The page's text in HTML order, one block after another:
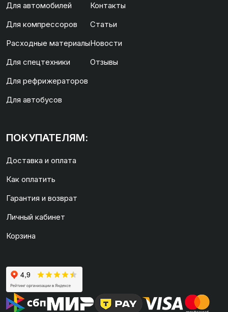
Для автомобилей
Для компрессоров
Расходные материалы
Для спецтехники
Для рефрижераторов
Для автобусов
Контакты
Статьи
Новости
Отзывы
ПОКУПАТЕЛЯМ:
Доставка и оплата
Как оплатить
Гарантия и возврат
Личный кабинет
Корзина